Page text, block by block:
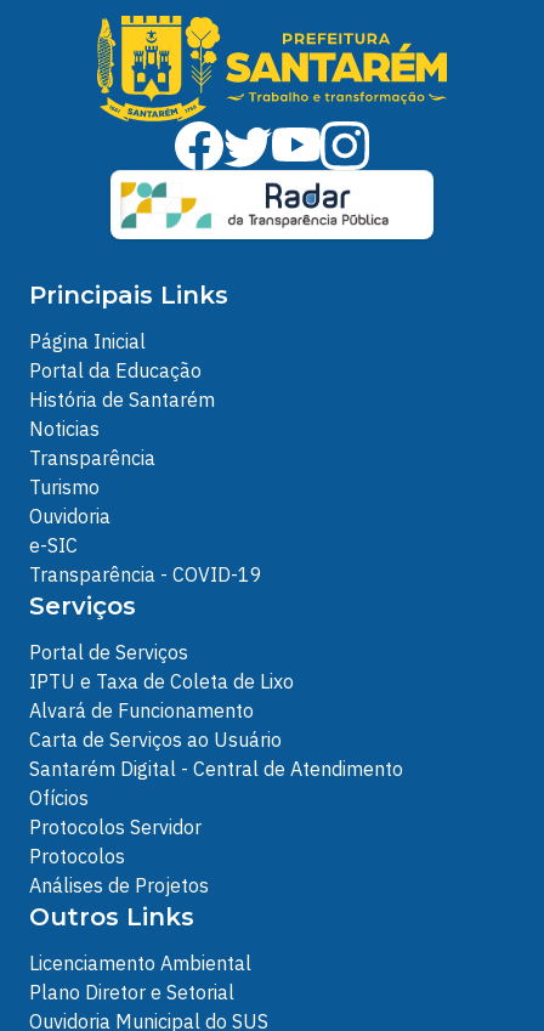
Principais Links
Página Inicial
Portal da Educação
História de Santarém
Noticias
Transparência
Turismo
Ouvidoria
e-SIC
Transparência - COVID-19
Serviços
Portal de Serviços
IPTU e Taxa de Coleta de Lixo
Alvará de Funcionamento
Carta de Serviços ao Usuário
Santarém Digital - Central de Atendimento
Ofícios
Protocolos Servidor
Protocolos
Análises de Projetos
Outros Links
Licenciamento Ambiental
Plano Diretor e Setorial
Ouvidoria Municipal do SUS